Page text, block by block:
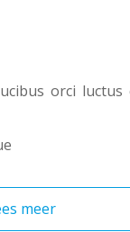
orci
meer